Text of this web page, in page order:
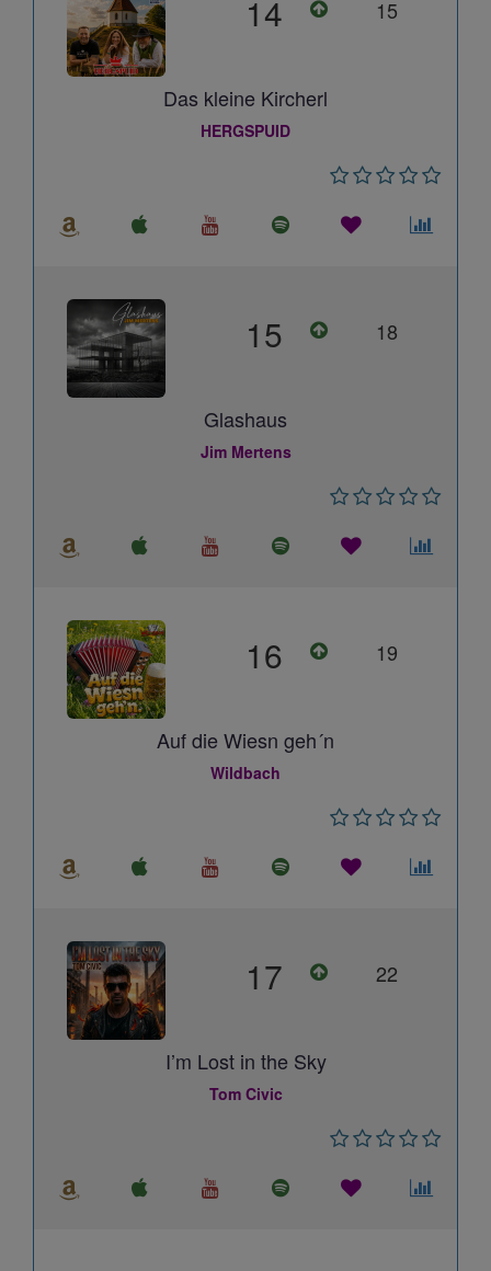
14 15
Das kleine Kircherl
HERGSPUID
15 18
Glashaus
Jim Mertens
16 19
Auf die Wiesn geh´n
Wildbach
17 22
I’m Lost in the Sky
Tom Civic